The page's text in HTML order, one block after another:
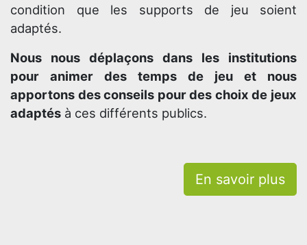
condition que les supports de jeu soient
adaptés.
Nous nous déplaçons dans les institutions
pour animer des temps de jeu et nous
apportons des conseils pour des choix de jeux
adaptés à ces différents publics.
En savoir plus